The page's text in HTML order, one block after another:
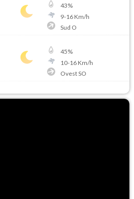
43%
9-16Km/h
Sud O
45%
10-16Km/h
Ovest SO